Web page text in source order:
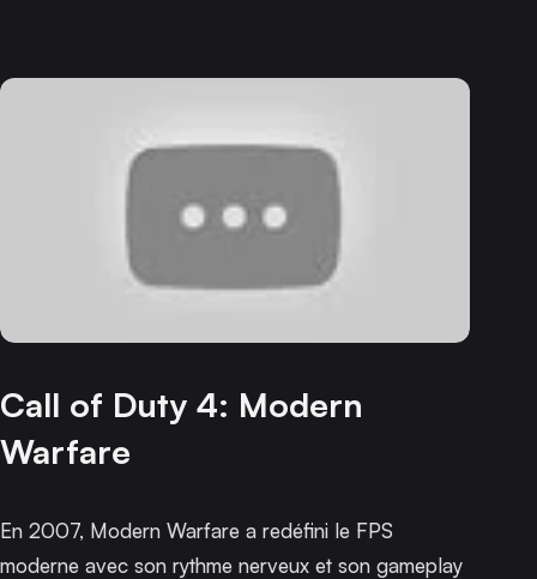
Call of Duty 4: Modern
Warfare
En 2007, Modern Warfare a redéfini le FPS
moderne avec son rythme nerveux et son gameplay